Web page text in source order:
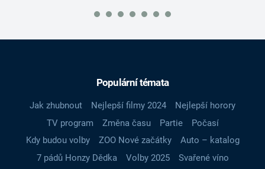
Populární témata
Jak zhubnout Nejlepší filmy 2024
Nejlepší horory
TV program
Změna času Partie
Počasí
Kdy budou volby
ZOO Nové začátky
Auto – katalog
7 pádů Honzy Dědka
Volby 2025
Svařené víno